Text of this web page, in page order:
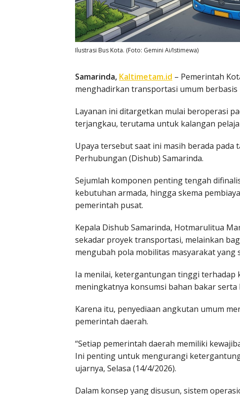
Ilustrasi Bus Kota. (Foto: Gemini Ai/Istimewa)
Samarinda, Kaltimetam.id – Pemerintah
menghadirkan transportasi umum
Layanan ini ditargetkan mulai beroperasi
terjangkau, terutama untuk kalangan
Upaya tersebut saat ini masih berada
Perhubungan (Dishub) Samarinda.
Sejumlah komponen penting tengah
kebutuhan armada, hingga skema
pemerintah pusat.
Kepala Dishub Samarinda, Hotmarulitua
sekadar proyek transportasi, melainkan
mengubah pola mobilitas masyarakat yang
Ia menilai, ketergantungan tinggi terhadap
meningkatnya konsumsi bahan bakar serta
Karena itu, penyediaan angkutan umum
pemerintah daerah.
“Setiap pemerintah daerah memiliki
Ini penting untuk mengurangi
ujarnya, Selasa (14/4/2026).
Dalam konsep yang disusun, sistem